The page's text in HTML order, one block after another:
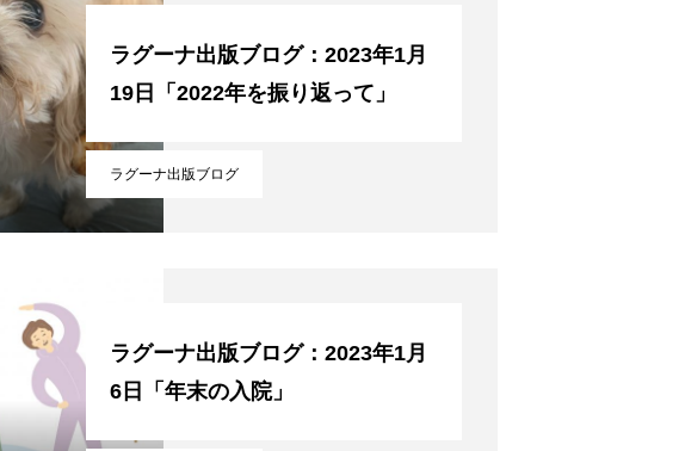
ラグーナ出版ブログ
ラグーナ出版ブログ：2023年1月
19日「2022年を振り返って」
ラグーナ出版ブログ：2023年1月
6日「年末の入院」